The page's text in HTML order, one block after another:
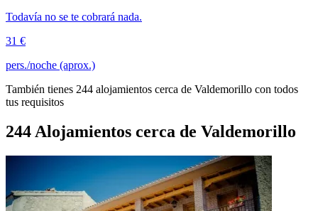
Todavía no se te cobrará nada.
31 €
pers./noche (aprox.)
También tienes 244 alojamientos cerca de Valdemorillo con todos
tus requisitos
244 Alojamientos cerca de Valdemorillo